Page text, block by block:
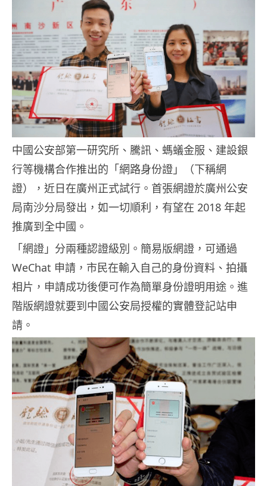
中國公安部第一研究所、騰訊、螞蟻金服、建設銀
行等機構合作推出的「網路身份證」（下稱網
證），近日在廣州正式試行。首張網證於廣州公安
局南沙分局發出，如一切順利，有望在 2018 年起
推廣到全中國。
「網證」分兩種認證級別。簡易版網證，可通過
WeChat 申請，市民在輸入自己的身份資料、拍攝
相片，申請成功後便可作為簡單身份證明用途。進
階版網證就要到中國公安局授權的實體登記站申
請。